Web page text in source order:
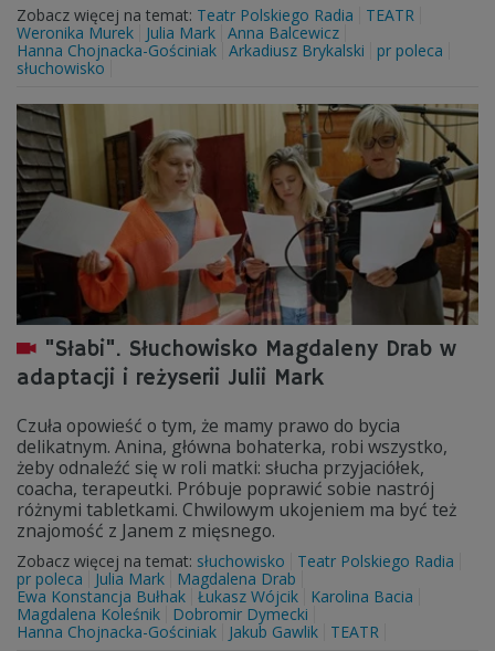
Zobacz więcej na temat: Teatr Polskiego Radia
TEATR
Weronika Murek
Julia Mark Anna Balcewicz
Hanna Chojnacka-Gościniak Arkadiusz Brykalski
pr poleca
słuchowisko
"Słabi". Słuchowisko Magdaleny Drab w
adaptacji i reżyserii Julii Mark
Czuła opowieść o tym, że mamy prawo do bycia
delikatnym. Anina, główna bohaterka, robi wszystko,
żeby odnaleźć się w roli matki: słucha przyjaciółek,
coacha, terapeutki. Próbuje poprawić sobie nastrój
różnymi tabletkami. Chwilowym ukojeniem ma być też
znajomość z Janem z mięsnego.
Zobacz więcej na temat: słuchowisko
Teatr Polskiego Radia
pr poleca
Julia Mark
Magdalena Drab
Ewa Konstancja Bułhak Łukasz Wójcik
Karolina Bacia
Magdalena Koleśnik
Dobromir Dymecki
Hanna Chojnacka-Gościniak
Jakub Gawlik TEATR